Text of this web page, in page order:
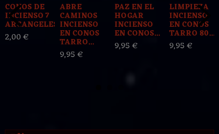
CONOS DE
INCIENSO 7
ARCANGELES
2,00 €
ABRE
CAMINOS
INCIENSO
EN CONOS
TARRO...
9,95 €
PAZ EN EL
HOGAR
INCIENSO
EN CONOS...
9,95 €
LIMPIEZA
INCIENSO
EN CONOS
TARRO 80...
9,95 €